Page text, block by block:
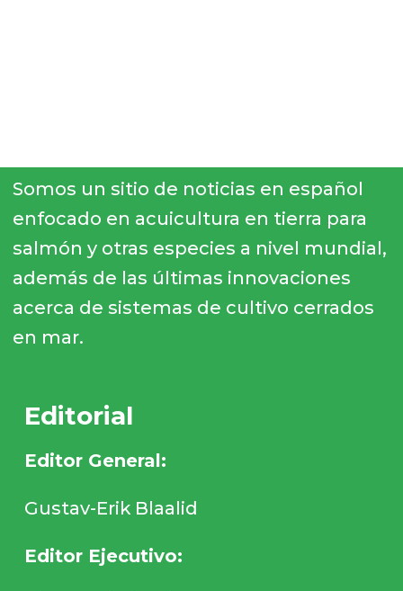
Somos un sitio de noticias en español
enfocado en acuicultura en tierra para
salmón y otras especies a nivel mundial,
además de las últimas innovaciones
acerca de sistemas de cultivo cerrados
en mar.
Editorial
Editor General:
Gustav-Erik Blaalid
Editor Ejecutivo: